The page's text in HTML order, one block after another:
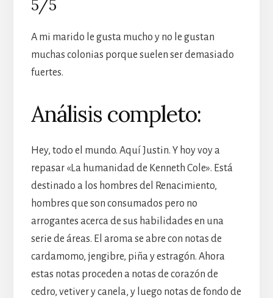
5/5
A mi marido le gusta mucho y no le gustan
muchas colonias porque suelen ser demasiado
fuertes.
Análisis completo:
Hey, todo el mundo. Aquí Justin. Y hoy voy a
repasar «La humanidad de Kenneth Cole». Está
destinado a los hombres del Renacimiento,
hombres que son consumados pero no
arrogantes acerca de sus habilidades en una
serie de áreas. El aroma se abre con notas de
cardamomo, jengibre, piña y estragón. Ahora
estas notas proceden a notas de corazón de
cedro, vetiver y canela, y luego notas de fondo de